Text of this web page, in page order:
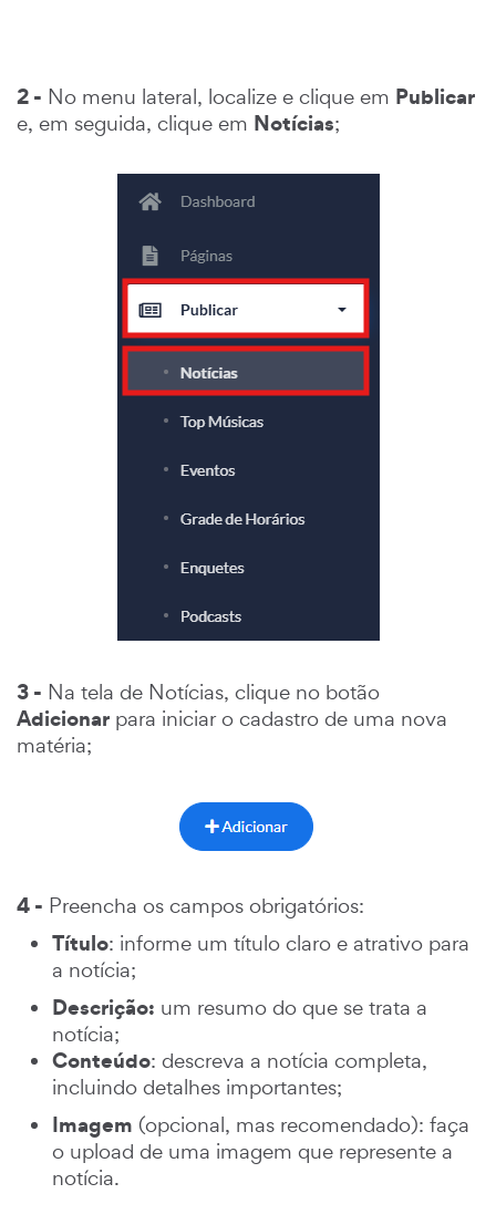
2 - No menu lateral, localize e clique em Publicar
e, em seguida, clique em Notícias;
3 - Na tela de Notícias, clique no botão
Adicionar para iniciar o cadastro de uma nova
matéria;
4 - Preencha os campos obrigatórios:
Título: informe um título claro e atrativo para
a notícia;
Descrição: um resumo do que se trata a
notícia;
Conteúdo: descreva a notícia completa,
incluindo detalhes importantes;
Imagem (opcional, mas recomendado): faça
o upload de uma imagem que represente a
notícia.